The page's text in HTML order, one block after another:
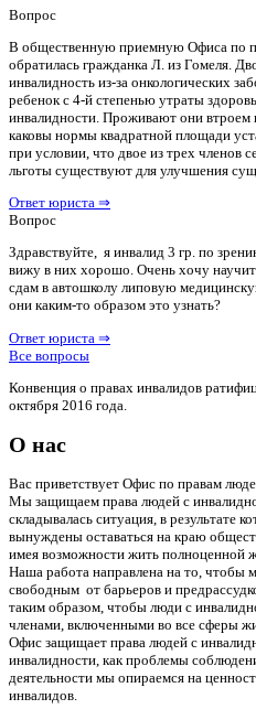
Вопрос
В общественную приемную Офиса по
обратилась гражданка Л. из Гомеля.
инвалидность из-за онкологических
ребенок с 4-й степенью утраты
инвалидности. Проживают они втроем
каковы нормы квадратной площади
при условии, что двое из трех членов
льготы существуют для улучшения
Ответ юриста ⇒
Вопрос
Здравствуйте, я инвалид 3 гр. по
вижу в них хорошо. Очень хочу
сдам в автошколу липовую
они каким-то образом это узнать?
Ответ юриста ⇒
Все вопросы
Конвенция о правах инвалидов
октября 2016 года.
О нас
Вас приветствует Офис по правам
Мы защищаем права людей с
складывалась ситуация, в результате
вынуждены оставаться на краю
имея возможности жить полноценной
Наша работа направлена на то, чтобы
свободным от барьеров и
таким образом, чтобы люди с
членами, включенными во все сферы
Офис защищает права людей с
инвалидности, как проблемы
деятельности мы опираемся на
инвалидов.